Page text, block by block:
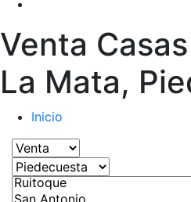
Venta
La Mata,
Inicio